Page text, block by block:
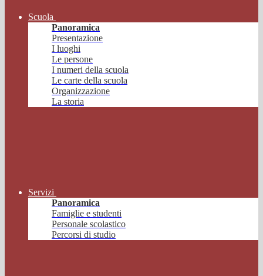
Scuola
Panoramica
Presentazione
I luoghi
Le persone
I numeri della scuola
Le carte della scuola
Organizzazione
La storia
Servizi
Panoramica
Famiglie e studenti
Personale scolastico
Percorsi di studio